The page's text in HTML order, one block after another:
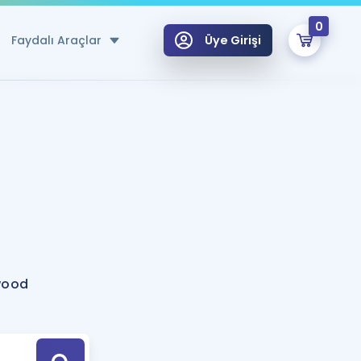
Faydalı Araçlar
Hesaplama Aracı
için Öneriler
Tek Takvimde
Üye Girişi
0
Hoca ile seni sınava hazırlayacak onlarca eğitim seni bekliyor!